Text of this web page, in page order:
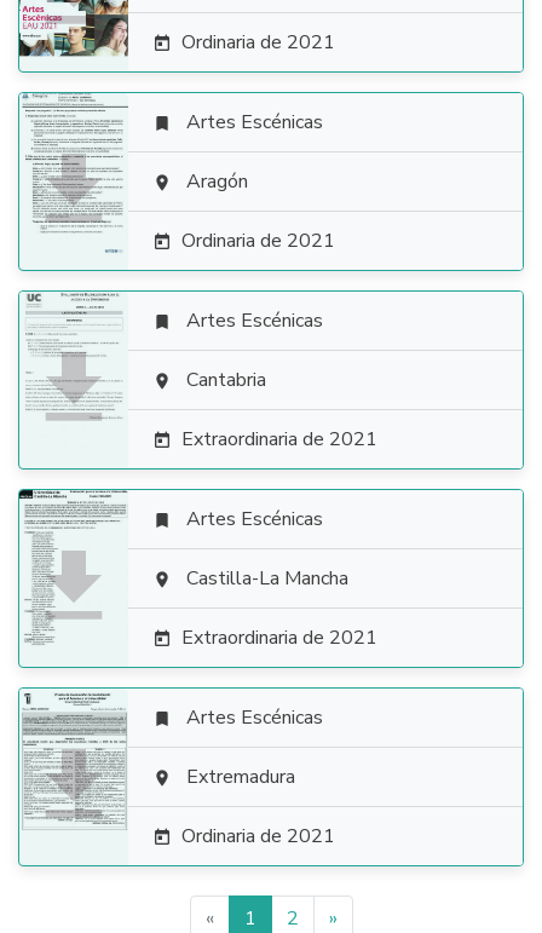
 Ordinaria de 2021

 Artes Escénicas
 Aragón
 Ordinaria de 2021

 Artes Escénicas
 Cantabria
 Extraordinaria de 2021

 Artes Escénicas
 Castilla-La Mancha
 Extraordinaria de 2021

 Artes Escénicas
 Extremadura
 Ordinaria de 2021
« 1 2 »